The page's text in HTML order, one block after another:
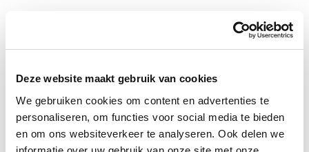
Deze website maakt gebruik van cookies
We gebruiken cookies om content en advertenties te
personaliseren, om functies voor social media te bieden
en om ons websiteverkeer te analyseren. Ook delen we
Maar liefst €88.049,- opgehaald voor het
KWF
12 juni 2026